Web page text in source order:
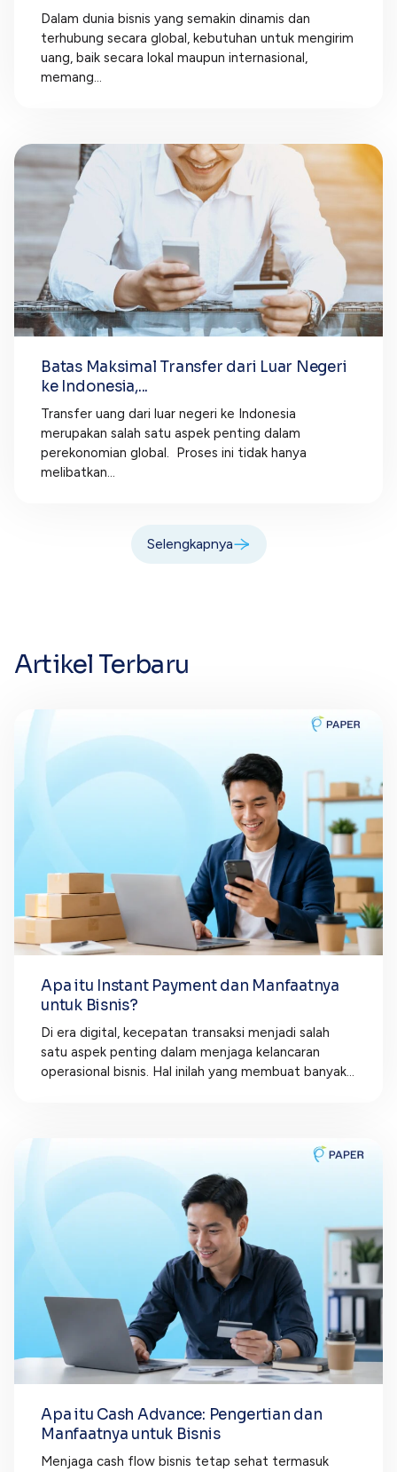
Dalam dunia bisnis yang semakin dinamis dan
terhubung secara global, kebutuhan untuk mengirim
uang, baik secara lokal maupun internasional,
memang...
Batas Maksimal Transfer dari Luar Negeri
ke Indonesia,...
Transfer uang dari luar negeri ke Indonesia
merupakan salah satu aspek penting dalam
perekonomian global. Proses ini tidak hanya
melibatkan...
Selengkapnya
Artikel Terbaru
Apa itu Instant Payment dan Manfaatnya
untuk Bisnis?
Di era digital, kecepatan transaksi menjadi salah
satu aspek penting dalam menjaga kelancaran
operasional bisnis. Hal inilah yang membuat banyak...
Apa itu Cash Advance: Pengertian dan
Manfaatnya untuk Bisnis
Menjaga cash flow bisnis tetap sehat termasuk